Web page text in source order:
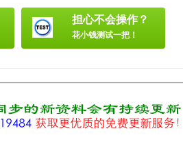
担心不会操作？
花小钱测试一把！